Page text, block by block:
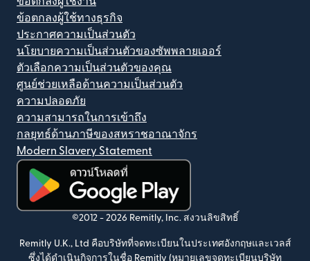
ข้อตกลงผู้ใช้ทางธุรกิจ
ประกาศความเป็นส่วนตัว
นโยบายความเป็นส่วนตัวของซัพพลายเออร์
ตัวเลือกความเป็นส่วนตัวของคุณ
ศูนย์ช่วยเหลือด้านความเป็นส่วนตัว
ความปลอดภัย
ความสามารถในการเข้าถึง
กลยุทธ์ด้านภาษีของสหราชอาณาจักร
Modern Slavery Statement
(เปิดในหน้าต่างใหม่)
©2012 - 2026 Remitly, Inc. สงวนลิขสิทธิ์
Remitly U.K., Ltd คือบริษัทที่จดทะเบียนในประเทศอังกฤษและเวลส์
ซึ่งได้ดำเนินกิจการในชื่อ Remitly (หมายเลขจดทะเบียนบริษัท